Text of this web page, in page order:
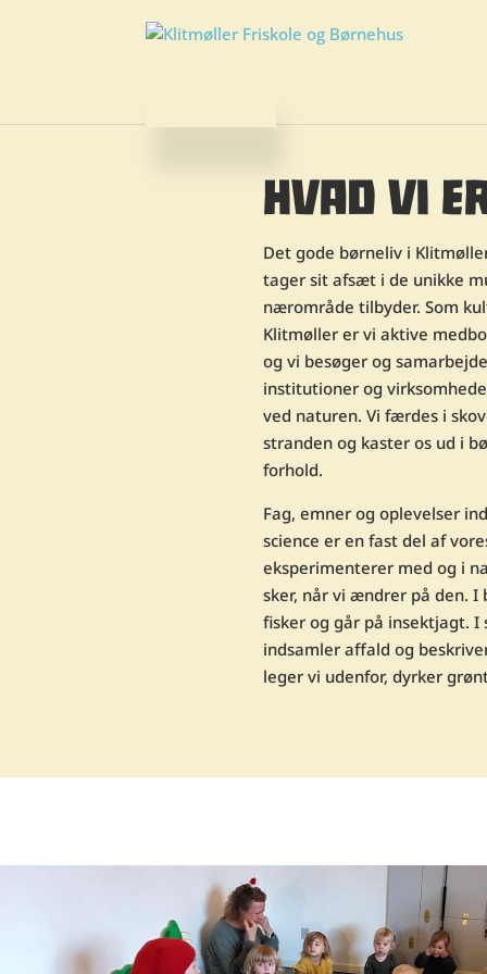
HVAD VI
Det gode børneliv i
tager sit afsæt i de unikke
nærområde tilbyder. Som
Klitmøller er vi aktive
og vi besøger og
institutioner og
ved naturen. Vi færdes i
stranden og kaster os ud i
forhold.
Fag, emner og oplevelser
science er en fast del af
eksperimenterer med og i
sker, når vi ændrer på den.
fisker og går på insektjagt. I
indsamler affald og
leger vi udenfor, dyrker